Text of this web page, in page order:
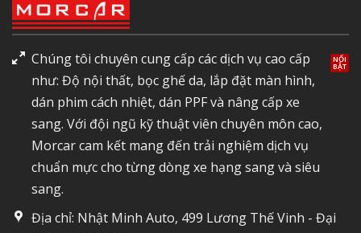
Chúng tôi chuyên cung cấp các dịch vụ cao cấp
như: Độ nội thất, bọc ghế da, lắp đặt màn hình,
dán phim cách nhiệt, dán PPF và nâng cấp xe
sang. Với đội ngũ kỹ thuật viên chuyên môn cao,
Morcar cam kết mang đến trải nghiệm dịch vụ
chuẩn mực cho từng dòng xe hạng sang và siêu
sang.
Địa chỉ: Nhật Minh Auto, 499 Lương Thế Vinh - Đại